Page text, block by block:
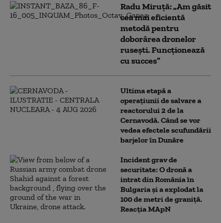
Radu Miruță: „Am găsit
cea mai eficientă
metodă pentru
doborârea dronelor
rusești. Funcționează
cu succes”
Ultima etapă a
operațiunii de salvare a
reactorului 2 de la
Cernavodă. Când se vor
vedea efectele scufundării
barjelor în Dunăre
Incident grav de
securitate: O dronă a
intrat din România în
Bulgaria şi a explodat la
100 de metri de graniţă.
Reacția MApN